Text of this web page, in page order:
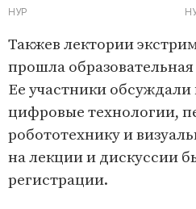
НУР
Такжев лектории
прошла
Ее участники
цифровые технологии,
робототехнику и
на лекции и дискуссии
регистрации.